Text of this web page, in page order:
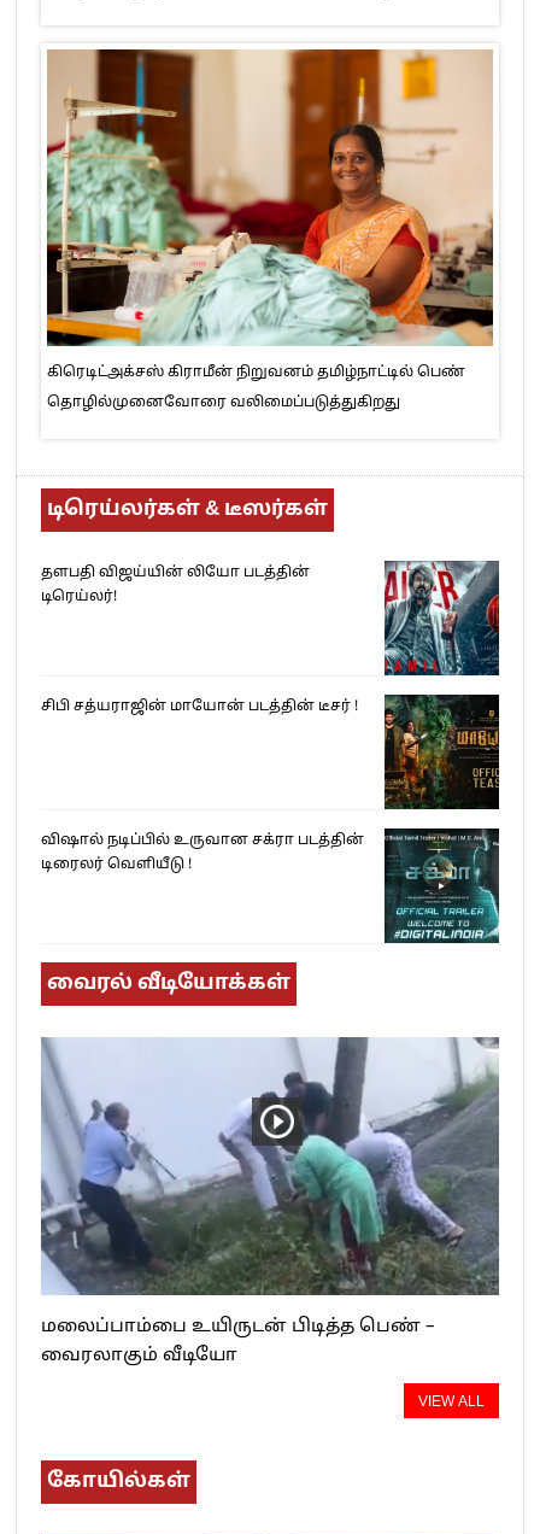
கிரெடிட்அக்சஸ் கிராமீன் நிறுவனம் தமிழ்நாட்டில் பெண்
தொழில்முனைவோரை வலிமைப்படுத்துகிறது
டிரெய்லர்கள் & டீஸர்கள்
தளபதி விஜய்யின் லியோ படத்தின்
டிரெய்லர்!
சிபி சத்யராஜின் மாயோன் படத்தின் டீசர் !
விஷால் நடிப்பில் உருவான சக்ரா படத்தின்
டிரைலர் வெளியீடு !
வைரல் வீடியோக்கள்
மலைப்பாம்பை உயிருடன் பிடித்த பெண் –
வைரலாகும் வீடியோ
VIEW ALL
கோயில்கள்